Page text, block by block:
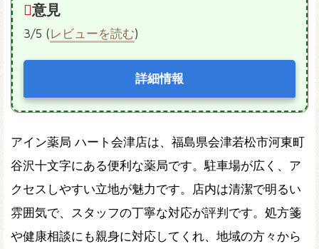
意見
3/5 (レビューを読む)
詳細情報
アイン薬局 ハート会津店は、福島県会津若松市河東町
谷沢十文字にある便利な薬局です。駐車場が広く、ア
クセスしやすい立地が魅力です。店内は清潔で明るい
雰囲気で、スタッフの丁寧な対応が評判です。処方箋
や健康相談にも親身に対応してくれ、地域の方々から